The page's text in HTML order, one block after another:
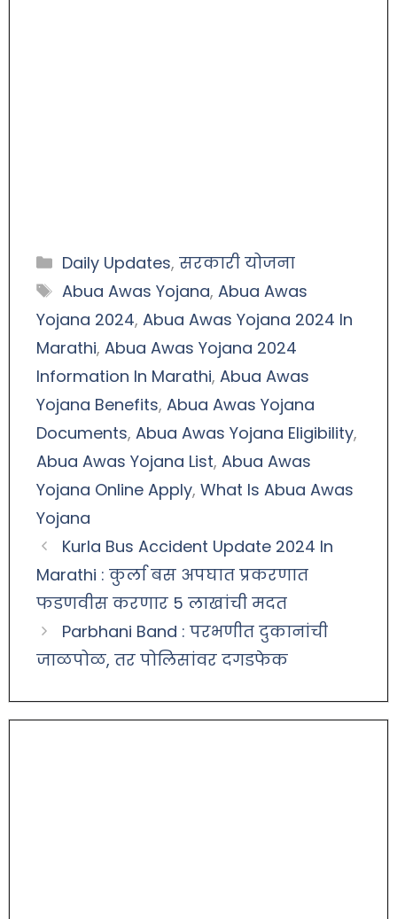
Daily Updates, सरकारी योजना
Abua Awas Yojana, Abua Awas
Yojana 2024, Abua Awas Yojana 2024 In
Marathi, Abua Awas Yojana 2024
Information In Marathi, Abua Awas
Yojana Benefits, Abua Awas Yojana
Documents, Abua Awas Yojana Eligibility,
Abua Awas Yojana List, Abua Awas
Yojana Online Apply, What Is Abua Awas
Yojana
Kurla Bus Accident Update 2024 In
Marathi : कुर्ला बस अपघात प्रकरणात
फडणवीस करणार 5 लाखांची मदत
Parbhani Band : परभणीत दुकानांची
जाळपोळ, तर पोलिसांवर दगडफेक